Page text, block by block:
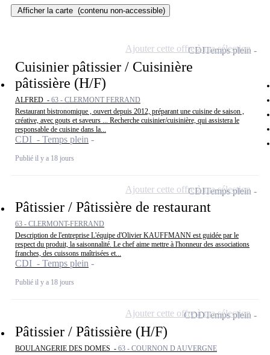
Afficher la carte (contenu non-accessible)
Cuisinier pâtissier / Cuisinière
pâtissière (H/F)
ALFRED - 63 - CLERMONT FERRAND
Restaurant bistronomique , ouvert depuis 2012, préparant une cuisine de saison ,
créative, avec gouts et saveurs ... Recherche cuisinier/cuisinière, qui assistera le
responsable de cuisine dans la...
CDI - Temps plein
Publié il y a 18 jours
CDITemps plein
Ajouter cette offre à ma sélection
Pâtissier / Pâtissière de restaurant
63 - CLERMONT-FERRAND
Description de l'entreprise L'équipe d'Olivier KAUFFMANN est guidée par le
respect du produit, la saisonnalité. Le chef aime mettre à l'honneur des associations
franches, des cuissons maîtrisées et...
CDI - Temps plein
Publié il y a 18 jours
CDITemps plein
Ajouter cette offre à ma sélection
Pâtissier / Pâtissière (H/F)
BOULANGERIE DES DOMES - 63 - COURNON D AUVERGNE
CDDTemps plein
Ajouter cette offre à ma sélection